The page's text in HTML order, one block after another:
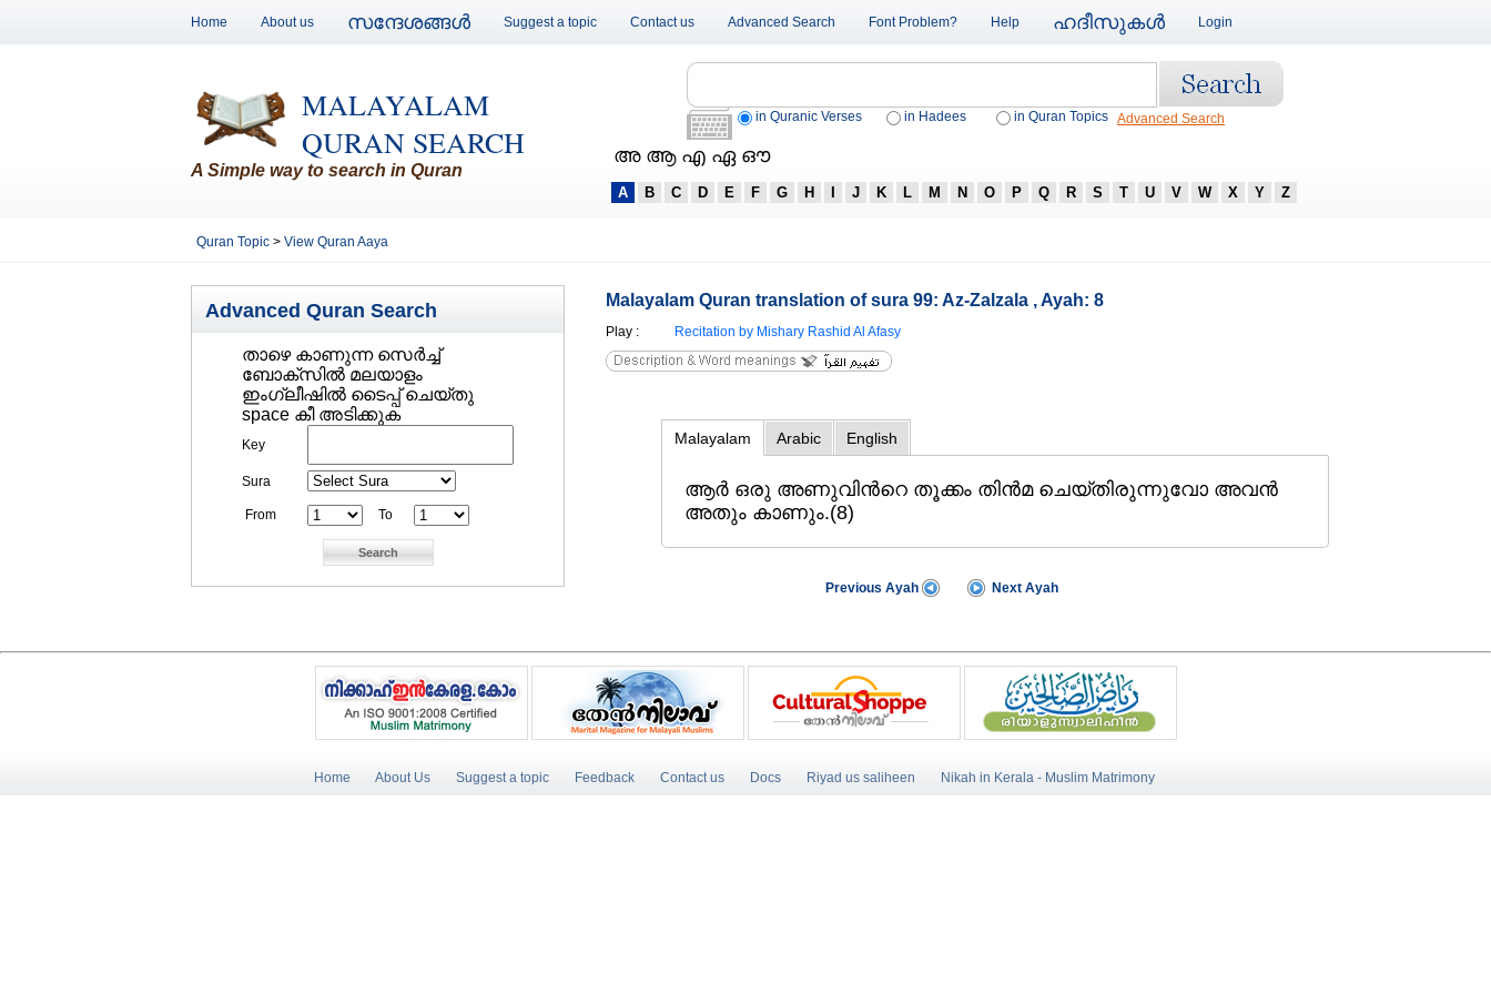
Home About us സന്ദേശങ്ങള്‍ Suggest a topic Contact us Advanced Search Font Problem? Help ഹദീസുകള്‍ Login
MALAYALAM
QURAN SEARCH
A Simple way to search in Quran
in Quranic Verses in Hadees in Quran Topics Advanced Search
അ ആ എ ഏ ഔ
A B C D E F G H J K L M N O P Q R S T U V W X Y Z
Quran Topic > View Quran Aaya
Advanced Quran Search
താഴെ കാണുന്ന സെര്‍ച്ച്‌
ബോക്സില്‍ മലയാളം
ഇംഗ്ലീഷില്‍ ടൈപ്പ് ചെയ്തു
space കീ അടിക്കുക
Key
Sura
From To
Malayalam Quran translation of sura 99: Az-Zalzala , Ayah: 8
Play : Recitation by Mishary Rashid Al Afasy
Malayalam Arabic English
ആര്‍ ഒരു അണുവിന്‍റെ തൂക്കം തിന്‍മ ചെയ്തിരുന്നുവോ അവന്‍
അതും കാണും.(8)
Previous Ayah Next Ayah
Home About Us Suggest a topic Feedback Contact us Docs Riyad us saliheen Nikah in Kerala - Muslim Matrimony